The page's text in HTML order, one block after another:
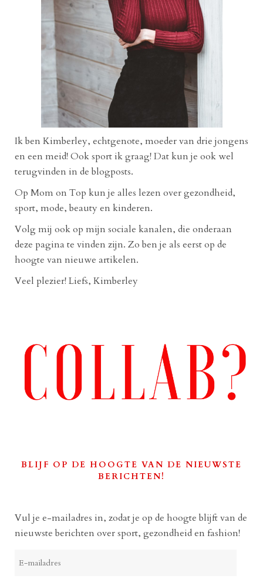
Ik ben Kimberley, echtgenote, moeder van drie jongens
en een meid! Ook sport ik graag! Dat kun je ook wel
terugvinden in de blogposts.
Op Mom on Top kun je alles lezen over gezondheid,
sport, mode, beauty en kinderen.
Volg mij ook op mijn sociale kanalen, die onderaan
deze pagina te vinden zijn. Zo ben je als eerst op de
hoogte van nieuwe artikelen.
Veel plezier! Liefs, Kimberley
BLIJF OP DE HOOGTE VAN DE NIEUWSTE
BERICHTEN!
Vul je e-mailadres in, zodat je op de hoogte blijft van de
nieuwste berichten over sport, gezondheid en fashion!
mailadres